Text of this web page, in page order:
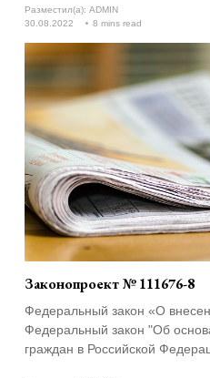
Разместил(а): ADMIN
30.08.2022
8 mins read
Законопроект № 111676-8
Федеральный закон «О
Федеральный закон "Об
граждан в Российской